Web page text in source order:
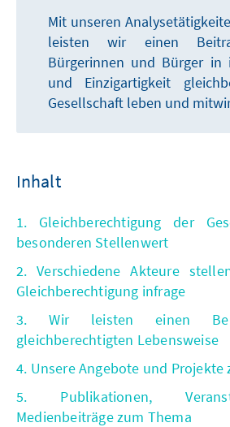
Mit unseren
leisten wir einen
Bürgerinnen und Bürger in
und Einzigartigkeit
Gesellschaft leben und
Inhalt
1. Gleichberechtigung der
besonderen Stellenwert
2. Verschiedene Akteure
Gleichberechtigung infrage
3. Wir leisten einen
gleichberechtigten Lebensweise
4. Unsere Angebote und Projekte
5. Publikationen,
Medienbeiträge zum Thema